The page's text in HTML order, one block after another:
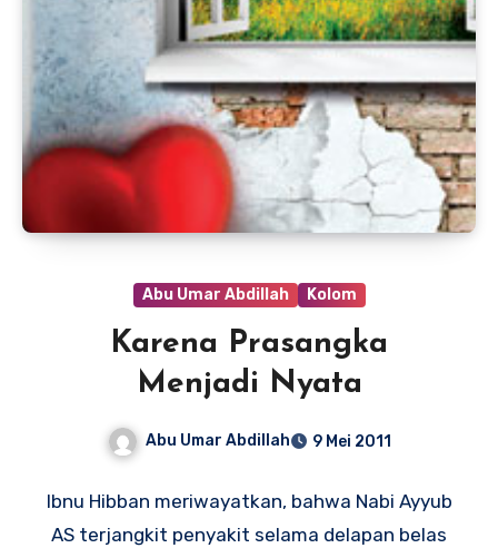
Abu Umar Abdillah Kolom
Karena Prasangka
Menjadi Nyata
Abu Umar Abdillah 9 Mei 2011
Ibnu Hibban meriwayatkan, bahwa Nabi Ayyub
AS terjangkit penyakit selama delapan belas